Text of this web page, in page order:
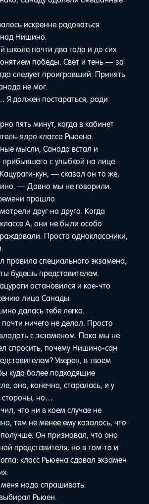
искренне радоваться
Нишино.
школе почти два года и до сих
победы. Свет и тень — за
следует проигравший. Принять
не мог.
должен постараться, ради
пять минут, когда в кабинет
ядро класса Рьюена.
мысли, Санада встал и
прибывшего с улыбкой на лице.
кун, — сказал он то же,
— Давно мы не говорили.
прошло.
друг на друга. Когда
A, они не были особо
Просто одноклассники,
правила специального экзамена,
будешь представителем.
остановился и кое-что
лица Санады.
далась тебе легко.
ничего не делал. Просто
с экзаменом. Пока мы не
спросить, почему Нишино-сан
Уверен, в твоем
куда более подходящие
она, конечно, старалась, и у
стороны, но…
что ни в коем случае не
тем не менее ему казалось, что
Он признавал, что она
представителя, но в том-то и
класс Рьюена сдавал экзамен
надо спрашивать.
Рьюен.